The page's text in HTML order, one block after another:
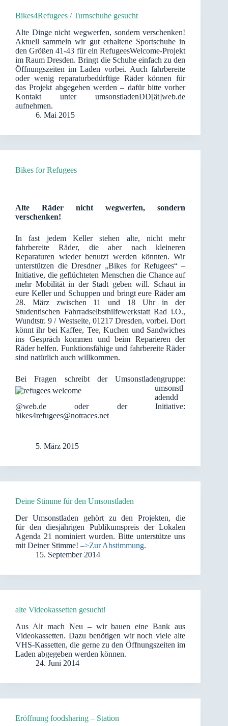
Bikes4Refugees / Turnschuhe gesucht
Alte Dinge nicht wegwerfen, sondern verschenken!
Aktuell sammeln wir gut erhaltene Sportschuhe in
den Größen 41-43 für ein RefugeesWelcome-Projekt
im Raum Dresden. Bringt die Schuhe einfach zu den
Öffnungszeiten im Laden vorbei. Auch fahrbereite
oder wenig reparaturbedürftige Räder können für
das Projekt abgegeben werden – dafür bitte vorher
Kontakt unter umsonstladenDD[ät]web.de
aufnehmen.
6. Mai 2015
Bikes for Refugees
Alte Räder nicht wegwerfen, sondern
verschenken!
In fast jedem Keller stehen alte, nicht mehr
fahrbereite Räder, die aber nach kleineren
Reparaturen wieder benutzt werden könnten. Wir
unterstützen die Dresdner „Bikes for Refugees“ –
Initiative, die geflüchteten Menschen die Chance auf
mehr Mobilität in der Stadt geben will. Schaut in
eure Keller und Schuppen und bringt eure Räder am
28. März zwischen 11 und 18 Uhr in der
Studentischen Fahrradselbsthilfewerkstatt Rad i.O.,
Wundtstr. 9 / Westseite, 01217 Dresden, vorbei. Dort
könnt ihr bei Kaffee, Tee, Kuchen und Sandwiches
ins Gespräch kommen und beim Reparieren der
Räder helfen. Funktionsfähige und fahrbereite Räder
sind natürlich auch willkommen.
Bei Fragen schreibt der Umsonstladengruppe:
umsonstl
adendd
@web.de oder der Initiative:
bikes4refugees@notraces.net
5. März 2015
Deine Stimme für den Umsonstladen
Der Umsonstladen gehört zu den Projekten, die
für den diesjährigen Publikumspreis der Lokalen
Agenda 21 nominiert wurden. Bitte unterstütze uns
mit Deiner Stimme! –>Zur Abstimmung.
15. September 2014
alte Videokassetten gesucht!
Aus Alt mach Neu – wir bauen eine Bank aus
Videokassetten. Dazu benötigen wir noch viele alte
VHS-Kassetten, die gerne zu den Öffnungszeiten im
Laden abgegeben werden können.
24. Juni 2014
Eröffnung foodsharing – Station